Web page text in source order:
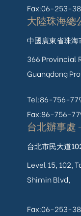
Fax:06-253-
大陸珠海總
中國廣東省珠
366 Provincial
Guangdong
Tel:86-756-
Fax:86-756-
台北辦事處
台北市民大道
Level 15, 102,
Shimin Blvd,
Fax:06-253-